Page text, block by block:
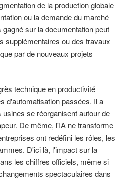
de la production globale
ou la demande du marché
sur la documentation peut
supplémentaires ou des travaux
par de nouveaux projets
technique en productivité
d'automatisation passées. Il a
se réorganisent autour de
De même, l'IA ne transforme
ont redéfini les rôles, les
D'ici là, l'impact sur la
les chiffres officiels, même si
spectaculaires dans